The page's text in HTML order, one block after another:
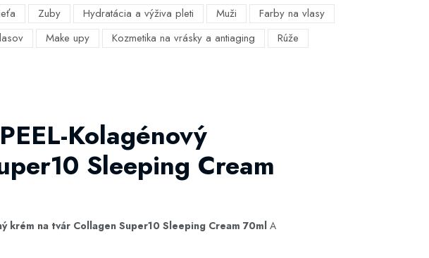
Zuby Hydratácia a výživa pleti Muži
Farby na vlasy
Make upy Kozmetika na vrásky a antiaging
Rúže
Kolagénový
Sleeping Cream
krém na tvár Collagen Super10 Sleeping Cream 70ml A